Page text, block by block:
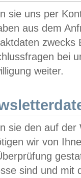
sie uns per
aus dem
zwecks
bei
weiter.
sie den auf der
wir von
sind und mit